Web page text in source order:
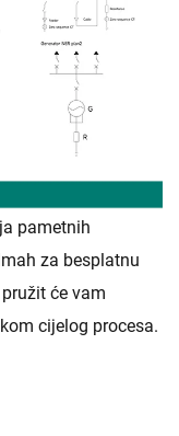
pametnih
za besplatnu
će vam
cijelog procesa.